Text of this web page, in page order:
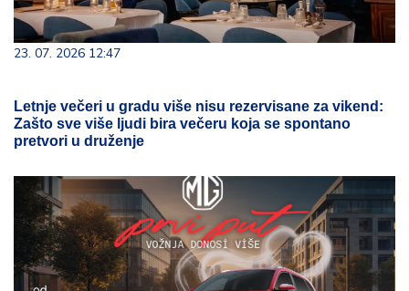
23. 07. 2026 12:47
Letnje večeri u gradu više nisu rezervisane za vikend:
Zašto sve više ljudi bira večeru koja se spontano
pretvori u druženje